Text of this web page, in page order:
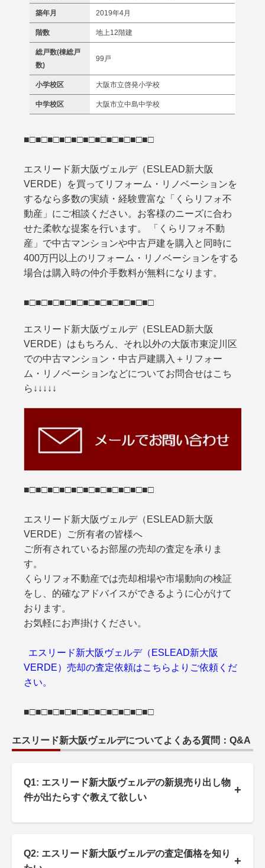
築年月 2019年4月
階数 地上12階建
総戸数(棟総戸
数)
99戸
小学校区 大阪市立啓発小学校
中学校区 大阪市立中島中学校
■□■□■□■□■□■□■□■□■□■□■□
エスリード新大阪ヴェルデ（ESLEAD新大阪
VERDE）を買ってリフォーム・リノベーションを
するなら多数の実績・経験豊富な「くらリフォ不
動産」にご相談ください。お客様のニーズに合わ
せた柔軟な提案を行います。 「くらリフォ不動
産」で中古マンションや中古戸建を購入と同時に
400万円以上のリフォーム・リノベーションをする
場合は購入時の仲介手数料が無料になります。
■□■□■□■□■□■□■□■□■□■□■□
エスリード新大阪ヴェルデ（ESLEAD新大阪
VERDE）はもちろん、それ以外の大阪市東淀川区
での中古マンション・中古戸建購入＋リフォー
ム・リノベーションなどについてお問合せはこち
ら↓↓↓↓↓
■□■□■□■□■□■□■□■□■□■□■□
エスリード新大阪ヴェルデ（ESLEAD新大阪
VERDE）ご所有者の皆様へ
ご所有されているお部屋の売却の査定を承りま
す。
くらリフォ不動産では売却相場や市場動向の検証
をし、的確なアドバイスができるように心がけて
おります。
お気軽にお声掛けください。
エスリード新大阪ヴェルデ（ESLEAD新大阪
VERDE）売却の査定依頼はこちらよりご依頼くだ
さい。
■□■□■□■□■□■□■□■□■□■□■□
エスリード新大阪ヴェルデについてよくある質問：Q&A
Q1: エスリード新大阪ヴェルデの新規売り出し物
件が出たらすぐ教えて欲しい
+
Q2: エスリード新大阪ヴェルデの査定価格を知り
+